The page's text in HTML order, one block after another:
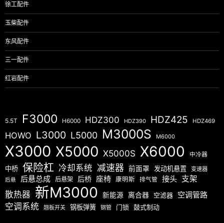
徐工配件
玉柴配件
东风配件
三一配件
红岩配件
5.5T F3000 H6000 HDZ300 HDZ390 HDZ425 HDZ469
HOWO L3000 L5000 M3000S M6000
X3000 X5000 X5000S X6000 中冷器
中桥 保险杠 冷却系统 减速器 前面罩 发动机悬置 变速器
后悬 后悬总成 后悬架 后桥 座椅 康明斯 排气管 接头 支架
散热器 新M3000 新能源 离合器 空滤器 空调管路
空调系统 翘板开关 钢板弹簧 钢管 门锁 鼓式制动